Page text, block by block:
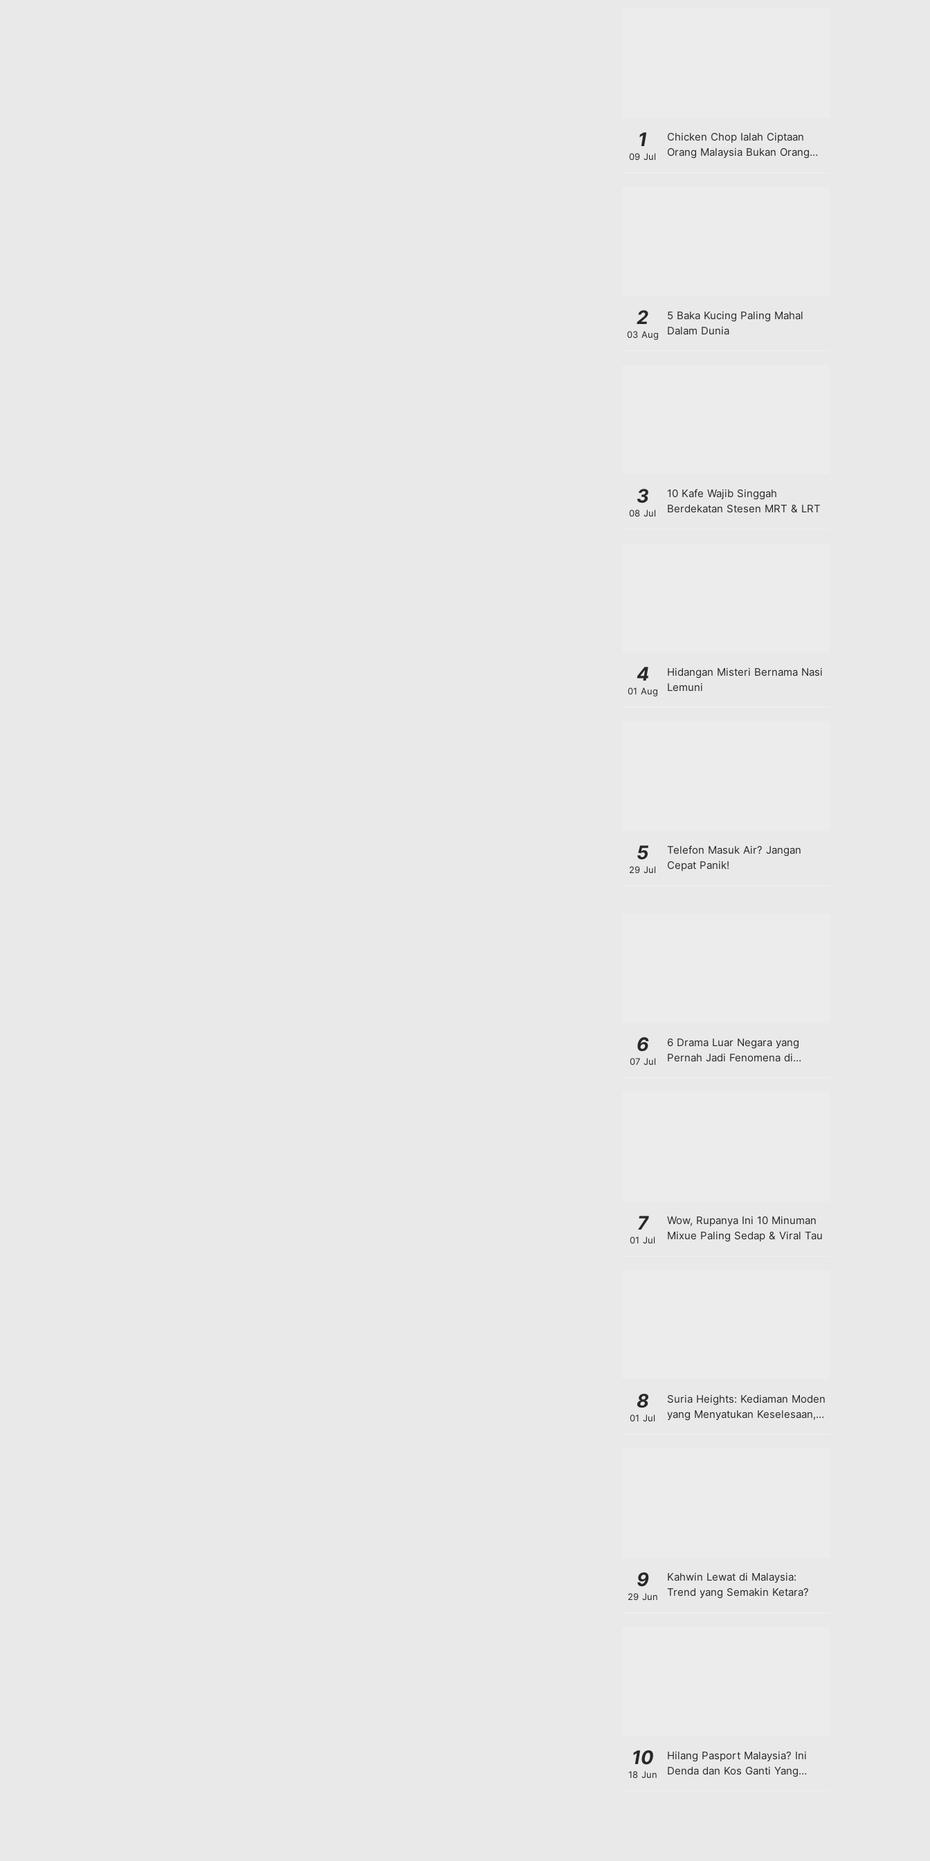
1
09 Jul
Chicken Chop Ialah Ciptaan
Orang Malaysia Bukan Orang
2
03 Aug
5 Baka Kucing Paling Mahal
Dalam Dunia
3
08 Jul
10 Kafe Wajib Singgah
Berdekatan Stesen MRT & LRT
4
01 Aug
Hidangan Misteri Bernama Nasi
Lemuni
5
29 Jul
Telefon Masuk Air? Jangan
Cepat Panik!
6
07 Jul
6 Drama Luar Negara yang
Pernah Jadi Fenomena di
7
01 Jul
Wow, Rupanya Ini 10 Minuman
Mixue Paling Sedap & Viral Tau
8
01 Jul
Suria Heights: Kediaman Moden
yang Menyatukan Keselesaan,
9
29 Jun
Kahwin Lewat di Malaysia:
Trend yang Semakin Ketara?
10
18 Jun
Hilang Pasport Malaysia? Ini
Denda dan Kos Ganti Yang